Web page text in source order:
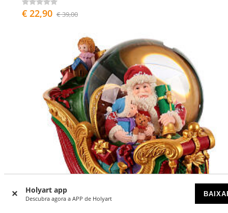
Holyart app
Descubra agora a APP de Holyart
€ 22,90 € 39,00